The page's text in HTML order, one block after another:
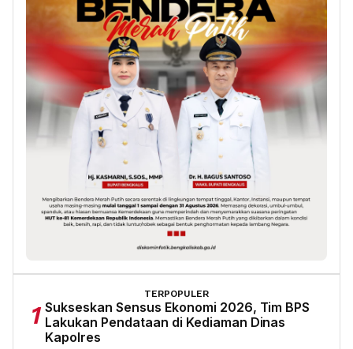
TERPOPULER
1 Sukseskan Sensus Ekonomi 2026, Tim BPS
Lakukan Pendataan di Kediaman Dinas
Kapolres